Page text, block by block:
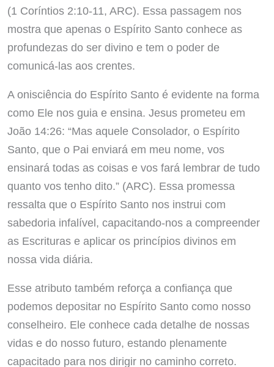
(1 Coríntios 2:10-11, ARC). Essa passagem nos
mostra que apenas o Espírito Santo conhece as
profundezas do ser divino e tem o poder de
comunicá-las aos crentes.
A onisciência do Espírito Santo é evidente na forma
como Ele nos guia e ensina. Jesus prometeu em
João 14:26: “Mas aquele Consolador, o Espírito
Santo, que o Pai enviará em meu nome, vos
ensinará todas as coisas e vos fará lembrar de tudo
quanto vos tenho dito.” (ARC). Essa promessa
ressalta que o Espírito Santo nos instrui com
sabedoria infalível, capacitando-nos a compreender
as Escrituras e aplicar os princípios divinos em
nossa vida diária.
Esse atributo também reforça a confiança que
podemos depositar no Espírito Santo como nosso
conselheiro. Ele conhece cada detalhe de nossas
vidas e do nosso futuro, estando plenamente
capacitado para nos dirigir no caminho correto.